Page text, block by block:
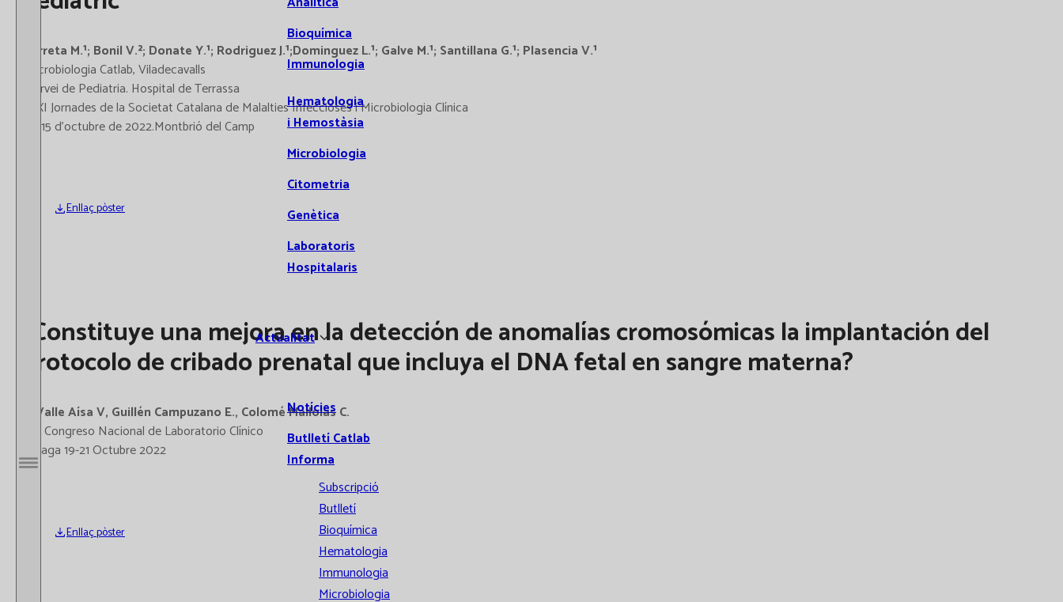
Obrir / Tancar menú
Bioquímica
Immunologia
Hematologia
i Hemostàsia
Microbiologia
Citometria
Genètica
Laboratoris
Hospitalaris
Actualitat
Notícies
Butlletí Catlab
Informa
Subscripció
Butlletí
Bioquímica
Hematologia
Immunologia
Microbiologia
Garreta M.¹; Bonil V.²; Donate Y.¹; Rodriguez J.¹;Dominguez L.¹; Galve M.¹; Santillana G.¹; Plasencia V.¹
¹Microbiologia Catlab, Viladecavalls
²Servei de Pediatria. Hospital de Terrassa
XXXI Jornades de la Societat Catalana de Malalties Infeccioses i Microbiologia Clínica
14 i 15 d'octubre de 2022.Montbrió del Camp
Enllaç pòster
¿Constituye una mejora en la detección de anomalías cromosómicas la implantación del
protocolo de cribado prenatal que incluya el DNA fetal en sangre materna?
O'Valle Aísa V, Guillén Campuzano E., Colomé Mallolas C.
XVI Congreso Nacional de Laboratorio Clínico
Màlaga 19-21 Octubre 2022
Enllaç pòster